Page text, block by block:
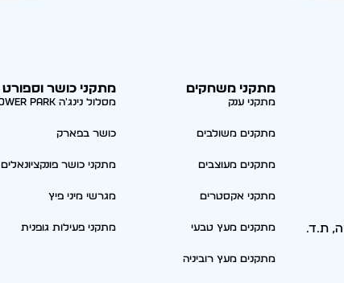
ת.ד.
מתקני משחקים
מתקני ענק
מתקנים משולבים
מתקנים מעוצבים
מתקני אקסטרים
מתקנים מעץ טבעי
מתקנים מעץ רוביניה
מתקני כושר וספורט
מסלול נינג'ה Power park
כושר בפארק
מתקני כושר פונקציונאלים
מגרשי מיני פיץ
מתקני פעילות גופנית